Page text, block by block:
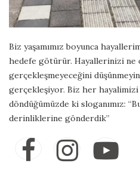
Biz yaşamımız boyunca
hedefe götürür. Hayallerinizi ne
gerçekleşmeyeceğini
gerçekleşiyor. Biz her
döndüğümüzde ki sloganımız:
derinliklerine gönderdik”